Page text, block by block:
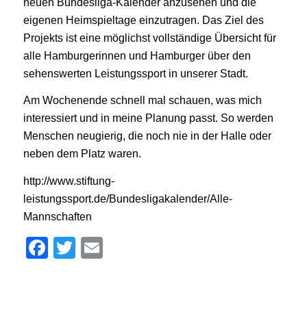
eigenen Heimspieltage einzutragen. Das Ziel des
Projekts ist eine möglichst vollständige Übersicht für
alle Hamburgerinnen und Hamburger über den
sehenswerten Leistungssport in unserer Stadt.
Am Wochenende schnell mal schauen, was mich
interessiert und in meine Planung passt. So werden
Menschen neugierig, die noch nie in der Halle oder
neben dem Platz waren.
http://www.stiftung-
leistungssport.de/Bundesligakalender/Alle-
Mannschaften
Facebook
Twitter